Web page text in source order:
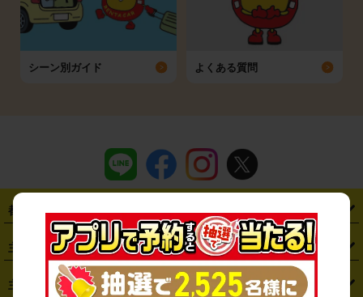
シーン別ガイド よくある質問
都道府県から探す
・ 北海道 ・青森県 ・岩手県 ・宮城県 ・秋田県 ・山形県
・東京都 ・神奈川県 ・埼玉県 ・千葉県 ・茨城県
主要駅から探す
・ 札幌駅 ・仙台駅 ・新宿駅 ・池袋駅 ・渋谷駅 ・東京駅
主要空港から探す